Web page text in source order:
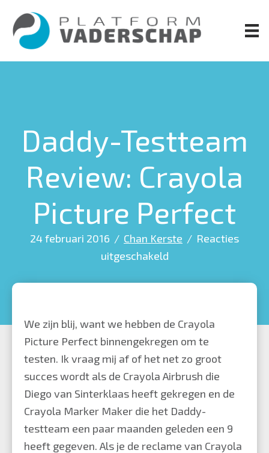
naar
hoofd
Daddy-Testteam
Review: Crayola
Picture Perfect
24 februari 2016 / Chan Kerste / Reacties
uitgeschakeldvoor
Crayola
Picture
Perfect
We zijn blij, want we hebben de Crayola
Picture Perfect binnengekregen om te
testen. Ik vraag mij af of het net zo groot
succes wordt als de Crayola Airbrush die
Diego van Sinterklaas heeft gekregen en de
Crayola Marker Maker die het Daddy-
testteam een paar maanden geleden een 9
heeft gegeven. Als je de reclame van Crayola